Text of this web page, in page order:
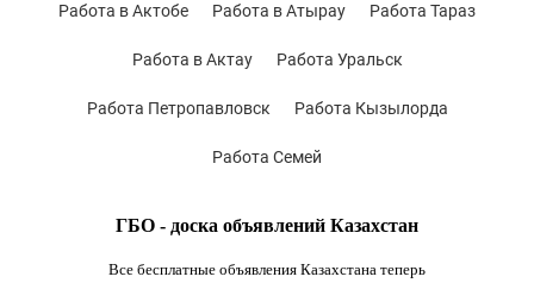
ГБО - доска объявлений Казахстан
Все бесплатные объявления Казахстана теперь
Работа в Актобе Работа в Атырау Работа Тараз
Работа в Актау Работа Уральск
Работа Петропавловск Работа Кызылорда
Работа Семей